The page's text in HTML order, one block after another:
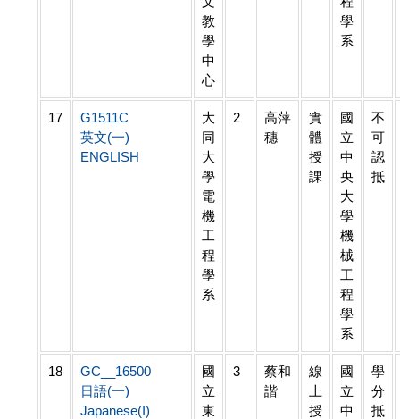
教
學
中
心
學
系
17
G1511C
英文(一)
ENGLISH
大
同
大
學
電
機
工
程
學
系
2
高萍
穗
實
體
授
課
國
立
中
央
大
學
機
械
工
程
學
系
不
可
認
抵
18
GC__16500
日語(一)
Japanese(I)
國
立
東
3
蔡和
諧
線
上
授
國
立
中
學
分
抵